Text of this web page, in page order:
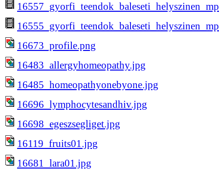
16673_profile.png
16483_allergyhomeopathy.jpg
16485_homeopathyonebyone.jpg
16696_lymphocytesandhiv.jpg
16698_egeszsegliget.jpg
16119_fruits01.jpg
16681_lara01.jpg